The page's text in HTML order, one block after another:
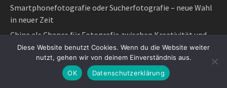
Smartphonefotografie oder Sucherfotografie – neue Wahl
in neuer Zeit
China als Chance für Fotografie zwischen Kreativität und
Kompromiss
Tagesthema
Neue Freiheit in der Fotografie
Diese Website benutzt Cookies. Wenn du die Website weiter
nutzt, gehen wir von deinem Einverständnis aus.
OK
Datenschutzerklärung